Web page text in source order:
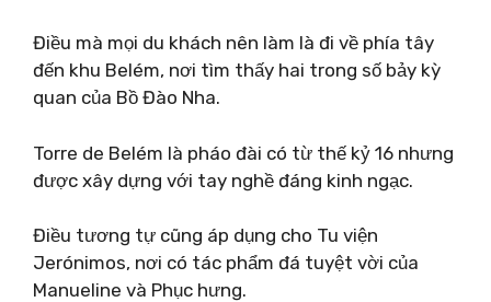
Điều mà mọi du khách nên làm là đi về phía tây
đến khu Belém, nơi tìm thấy hai trong số bảy kỳ
quan của Bồ Đào Nha.
Torre de Belém là pháo đài có từ thế kỷ 16 nhưng
được xây dựng với tay nghề đáng kinh ngạc.
Điều tương tự cũng áp dụng cho Tu viện
Jerónimos, nơi có tác phẩm đá tuyệt vời của
Manueline và Phục hưng.